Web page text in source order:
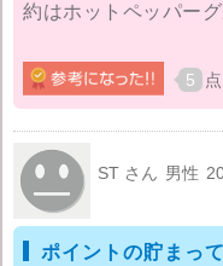
約はホットペッパー
トのサービスを使っ
トカードを作れば良か
年会費は無料だし。
なのはちょっと低い
カード…三井住友ＶＩ
ただ、たまったポイ
5 点
ST さん 男性
ポイントの貯まっ